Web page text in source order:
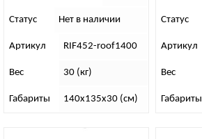
Статус Нет в наличии
Артикул RIF452-roof1400
Вес 30 (кг)
Габариты 140х135х30 (см)
Статус
Артикул
Вес
Габариты